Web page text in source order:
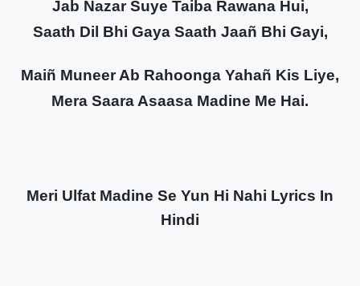
Jab Nazar Suye Taiba Rawana Hui,
Saath Dil Bhi Gaya Saath Jaañ Bhi Gayi,
Maiñ Muneer Ab Rahoonga Yahañ Kis Liye,
Mera Saara Asaasa Madine Me Hai.
Meri Ulfat Madine Se Yun Hi Nahi Lyrics In
Hindi